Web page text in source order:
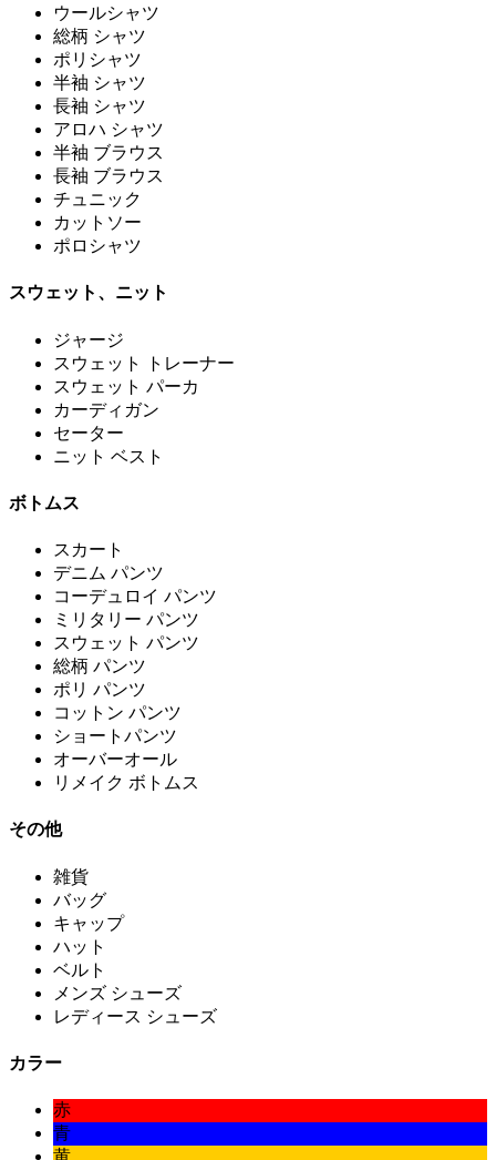
ウールシャツ
総柄 シャツ
ポリシャツ
半袖 シャツ
長袖 シャツ
アロハ シャツ
半袖 ブラウス
長袖 ブラウス
チュニック
カットソー
ポロシャツ
スウェット、ニット
ジャージ
スウェット トレーナー
スウェット パーカ
カーディガン
セーター
ニット ベスト
ボトムス
スカート
デニム パンツ
コーデュロイ パンツ
ミリタリー パンツ
スウェット パンツ
総柄 パンツ
ポリ パンツ
コットン パンツ
ショートパンツ
オーバーオール
リメイク ボトムス
その他
雑貨
バッグ
キャップ
ハット
ベルト
メンズ シューズ
レディース シューズ
カラー
赤
青